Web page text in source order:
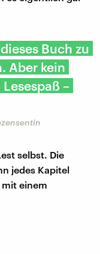
Buch zu
Aber kein
–
selbst. Die
jedes Kapitel
einem